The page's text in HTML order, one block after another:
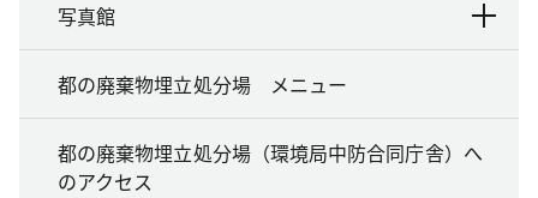
写真館
都の廃棄物埋立処分場 メニュー
都の廃棄物埋立処分場（環境局中防合同庁舎）へ
のアクセス